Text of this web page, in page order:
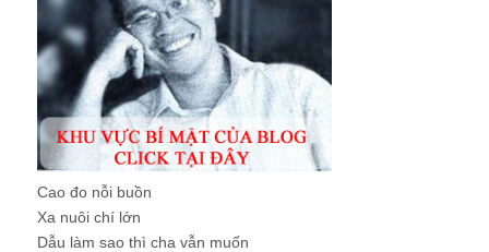
Cao đo nỗi buồn
Xa nuôi chí lớn
Dẫu làm sao thì cha vẫn muốn